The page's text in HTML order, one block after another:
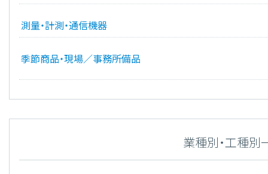
測量・計測・通信機器
季節商品・現場／事務所備品
業種別・工種別